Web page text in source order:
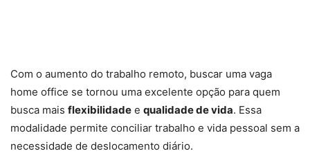
Com o aumento do trabalho remoto, buscar uma vaga
home office se tornou uma excelente opção para quem
busca mais flexibilidade e qualidade de vida. Essa
modalidade permite conciliar trabalho e vida pessoal sem a
necessidade de deslocamento diário.